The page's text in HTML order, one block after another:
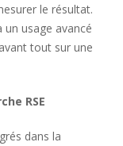
le résultat.
un usage avancé
tout sur une
RSE
dans la